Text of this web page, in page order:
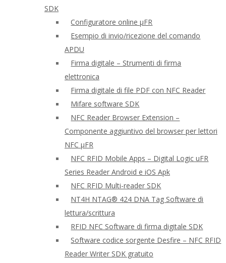
SDK
Configuratore online μFR
Esempio di invio/ricezione del comando
APDU
Firma digitale – Strumenti di firma
elettronica
Firma digitale di file PDF con NFC Reader
Mifare software SDK
NFC Reader Browser Extension –
Componente aggiuntivo del browser per lettori
NFC μFR
NFC RFID Mobile Apps – Digital Logic uFR
Series Reader Android e iOS Apk
NFC RFID Multi-reader SDK
NT4H NTAG® 424 DNA Tag Software di
lettura/scrittura
RFID NFC Software di firma digitale SDK
Software codice sorgente Desfire – NFC RFID
Reader Writer SDK gratuito